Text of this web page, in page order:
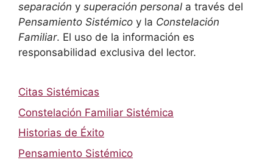
separación y superación personal a través del
Pensamiento Sistémico y la Constelación
Familiar. El uso de la información es
responsabilidad exclusiva del lector.
Citas Sistémicas
Constelación Familiar Sistémica
Historias de Éxito
Pensamiento Sistémico